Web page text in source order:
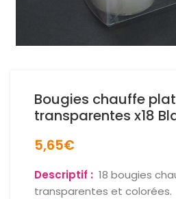
Bougies chauffe plat
transparentes x18
5,65€
Descriptif : 18 bougies
transparentes et colorées.